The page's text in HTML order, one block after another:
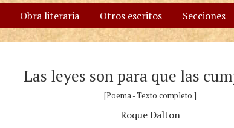
Obra literaria Otros escritos Secciones
Las leyes son para que las
[Poema - Texto completo.]
Roque Dalton